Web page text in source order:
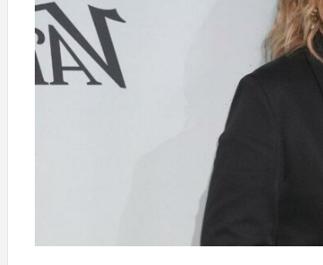
»با
اولین
سری
The Punisher «تنبیه کننده »با اولین سری عکس
های جدید از راه رسید